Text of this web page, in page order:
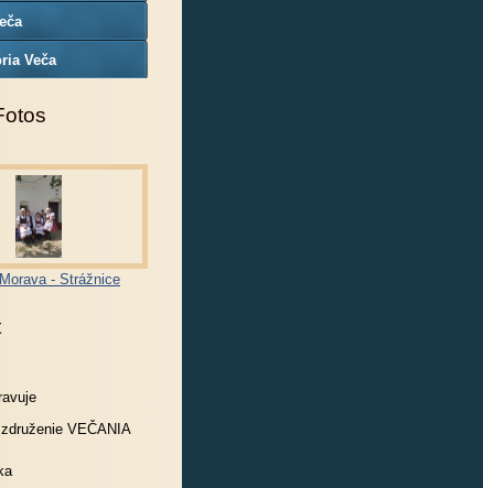
Veča
- Strážnice
VEČANIA